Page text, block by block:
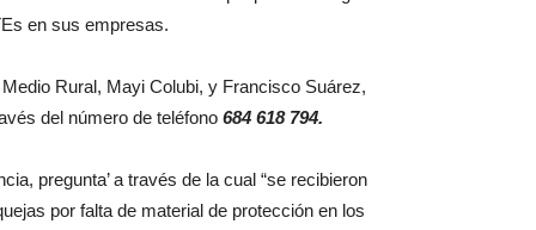
en sus empresas.
Rural, Mayi Colubi, y Francisco Suárez,
del número de teléfono 684 618 794.
pregunta’ a través de la cual “se recibieron
por falta de material de protección en los